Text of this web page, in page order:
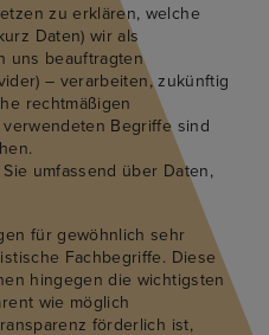
zu erklären, welche
Daten) wir als
uns beauftragten
– verarbeiten, zukünftig
rechtmäßigen
Begriffe sind
umfassend über Daten,
für gewöhnlich sehr
Fachbegriffe. Diese
hingegen die wichtigsten
wie möglich
förderlich ist,